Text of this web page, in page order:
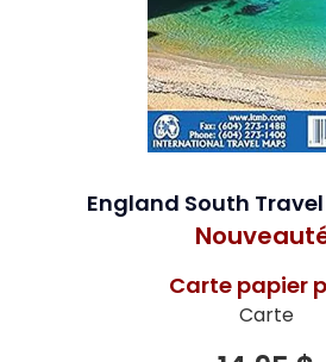
England South Travel
Carte papier
Carte